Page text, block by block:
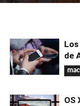
de
OS